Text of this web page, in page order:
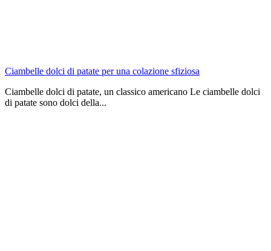
Ciambelle dolci di patate per una colazione sfiziosa
Ciambelle dolci di patate, un classico americano Le ciambelle dolci
di patate sono dolci della...